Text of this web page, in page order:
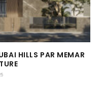
HILLS PAR MEMAR